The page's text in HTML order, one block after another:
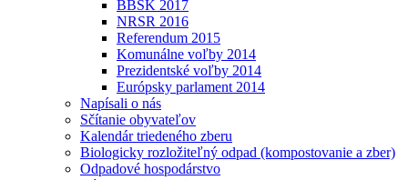
BBSK 2017
NRSR 2016
Referendum 2015
Komunálne voľby 2014
Prezidentské voľby 2014
Európsky parlament 2014
Napísali o nás
Sčítanie obyvateľov
Kalendár triedeného zberu
Biologicky rozložiteľný odpad (kompostovanie a zber)
Odpadové hospodárstvo